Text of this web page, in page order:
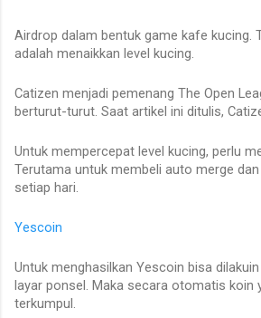
Airdrop dalam bentuk game kafe kucing.
adalah menaikkan level kucing.
Catizen menjadi pemenang The Open
berturut-turut. Saat artikel ini ditulis,
Untuk mempercepat level kucing, perlu
Terutama untuk membeli auto merge
setiap hari.
Yescoin
Untuk menghasilkan Yescoin bisa
layar ponsel. Maka secara otomatis koin
terkumpul.